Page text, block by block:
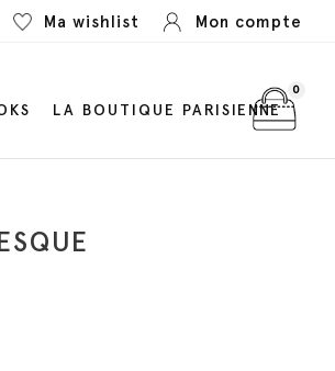
Ma wishlist Mon compte
LA BOUTIQUE PARISIENNE
0